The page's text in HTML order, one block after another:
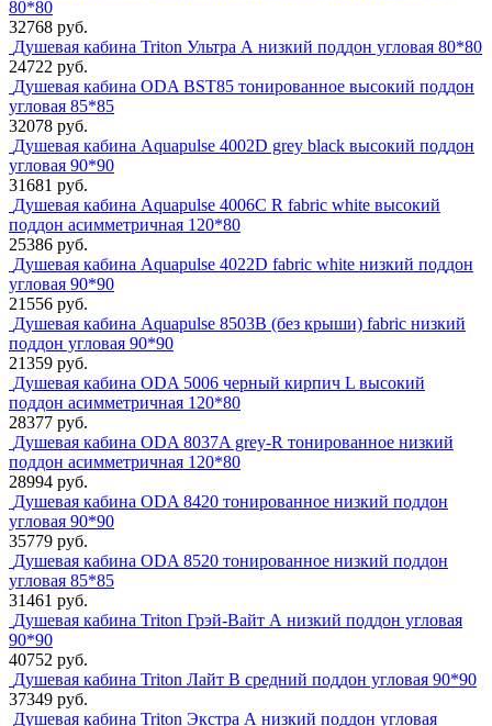
80*80
32768 руб.
Душевая кабина Triton Ультра А низкий поддон угловая 80*80
24722 руб.
Душевая кабина ODA BST85 тонированное высокий поддон
угловая 85*85
32078 руб.
Душевая кабина Aquapulse 4002D grey black высокий поддон
угловая 90*90
31681 руб.
Душевая кабина Aquapulse 4006С R fabric white высокий
поддон асимметричная 120*80
25386 руб.
Душевая кабина Aquapulse 4022D fabric white низкий поддон
угловая 90*90
21556 руб.
Душевая кабина Aquapulse 8503B (без крыши) fabric низкий
поддон угловая 90*90
21359 руб.
Душевая кабина ODA 5006 черный кирпич L высокий
поддон асимметричная 120*80
28377 руб.
Душевая кабина ODA 8037A grey-R тонированное низкий
поддон асимметричная 120*80
28994 руб.
Душевая кабина ODA 8420 тонированное низкий поддон
угловая 90*90
35779 руб.
Душевая кабина ODA 8520 тонированное низкий поддон
угловая 85*85
31461 руб.
Душевая кабина Triton Грэй-Вайт А низкий поддон угловая
90*90
40752 руб.
Душевая кабина Triton Лайт В средний поддон угловая 90*90
37349 руб.
Душевая кабина Triton Экстра А низкий поддон угловая